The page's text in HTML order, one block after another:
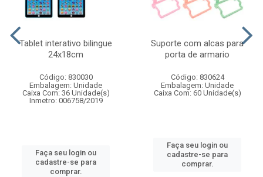
Tablet interativo bilingue
24x18cm
Código: 830030
Embalagem: Unidade
Caixa Com: 36 Unidade(s)
Inmetro: 006758/2019
Faça seu login ou
cadastre-se para
comprar.
Suporte com alcas para
porta de armario
Código: 830624
Embalagem: Unidade
Caixa Com: 60 Unidade(s)
Faça seu login ou
cadastre-se para
comprar.